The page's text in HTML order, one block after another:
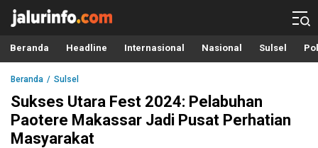
Info Terbaru, Berita Terkini Hari Ini, Jalurinfo.com
Terkini, Akurat dan Terpercaya
Beranda Headline Internasional Nasional Sulsel
Beranda Sulsel
Sukses Utara Fest 2024: Pelabuhan
Paotere Makassar Jadi Pusat Perhatian
Masyarakat